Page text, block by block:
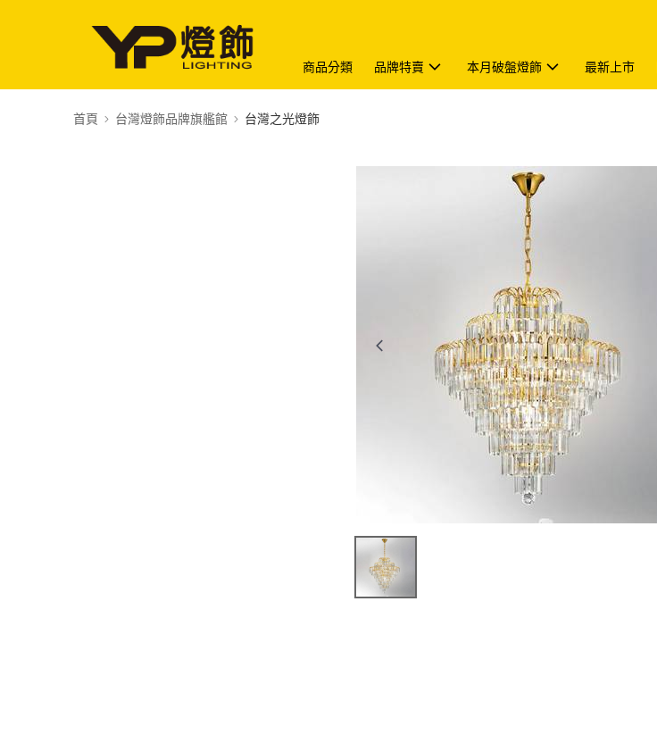
商品分類 品牌特賣 本月破盤燈飾 最新上市
首頁 台灣燈飾品牌旗艦館 台灣之光燈飾